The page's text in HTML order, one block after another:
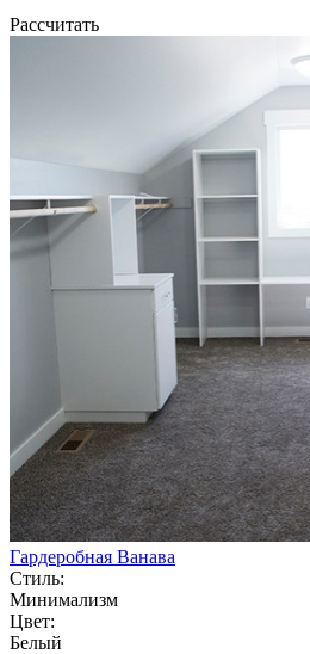
Рассчитать
Гардеробная Ванава
Стиль:
Минимализм
Цвет:
Белый